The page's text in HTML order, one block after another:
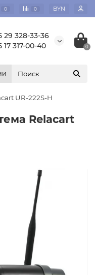
0 0 BYN
29 328-33-36
17 317-00-40
0
UR-222S-H
Relacart